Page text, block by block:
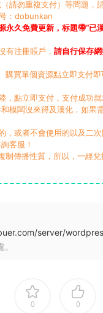
請勿重複支付）等問題，
：dobunkan
永久免費更新，标題帶“已
有注冊賬戶， 請自行保存
購買單個資源點立即支付
，點立即支付，支付成功
模闆沒來得及漢化，如果
，或者不會使用的以及二
客服！
制傳播性質，所以，一經
server/
0 0